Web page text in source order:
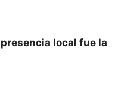
local fue la